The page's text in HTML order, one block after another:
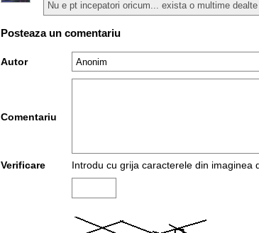
Nu e pt incepatori oricum... exista o multime
Posteaza un comentariu
Autor
Comentariu
Verificare Introdu cu grija caracterele din imaginea